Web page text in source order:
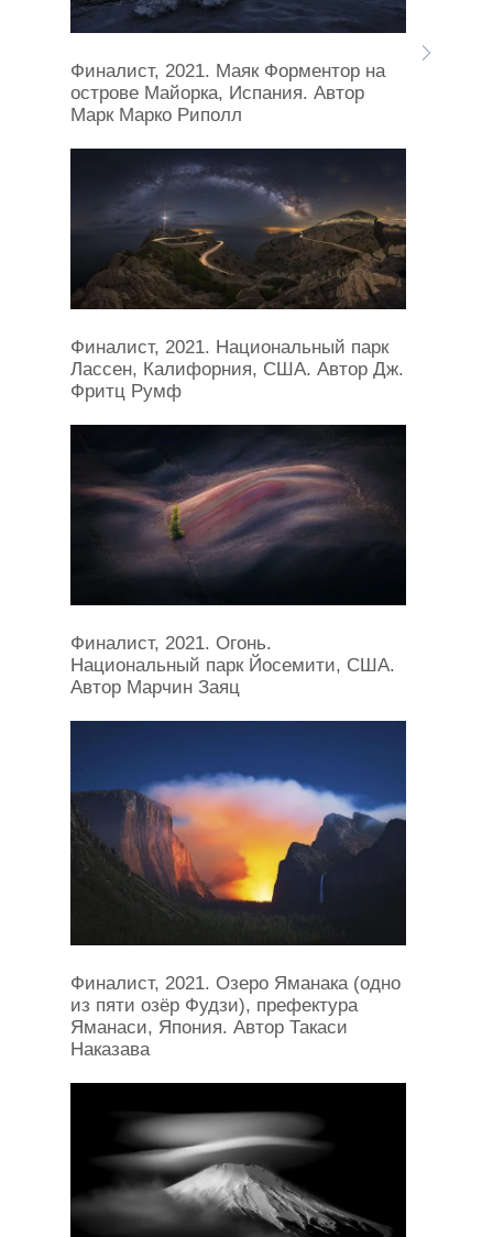
Финалист, 2021. Маяк Форментор на
острове Майорка, Испания. Автор
Марк Марко Риполл
Финалист, 2021. Национальный парк
Лассен, Калифорния, США. Автор Дж.
Фритц Румф
Финалист, 2021. Огонь.
Национальный парк Йосемити, США.
Автор Марчин Заяц
Финалист, 2021. Озеро Яманака (одно
из пяти озёр Фудзи), префектура
Яманаси, Япония. Автор Такаси
Наказава